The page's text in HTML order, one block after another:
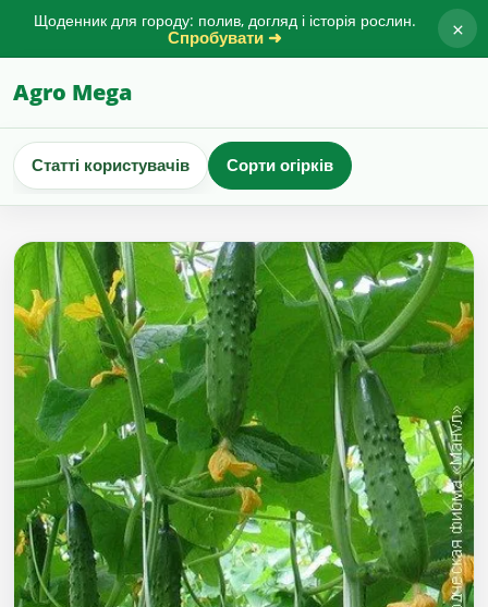
Щоденник для городу: полив, догляд і історія рослин.
Спробувати ➜ ×
Agro Mega
Статті користувачів Сорти огірків